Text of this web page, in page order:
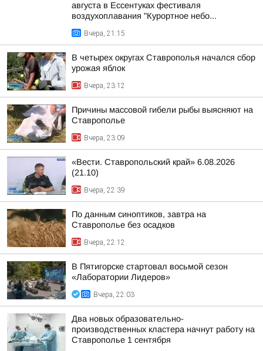
августа в Ессентуках фестиваля
воздухоплавания "Курортное небо...
Вчера, 21:15
В четырех округах Ставрополья начался сбор
урожая яблок
Вчера, 23:12
Причины массовой гибели рыбы выясняют на
Ставрополье
Вчера, 23:09
«Вести. Ставропольский край» 6.08.2026
(21.10)
Вчера, 22:39
По данным синоптиков, завтра на
Ставрополье без осадков
Вчера, 22:12
В Пятигорске стартовал восьмой сезон
«Лаборатории Лидеров»
Вчера, 22:03
Два новых образовательно-
производственных кластера начнут работу на
Ставрополье 1 сентября